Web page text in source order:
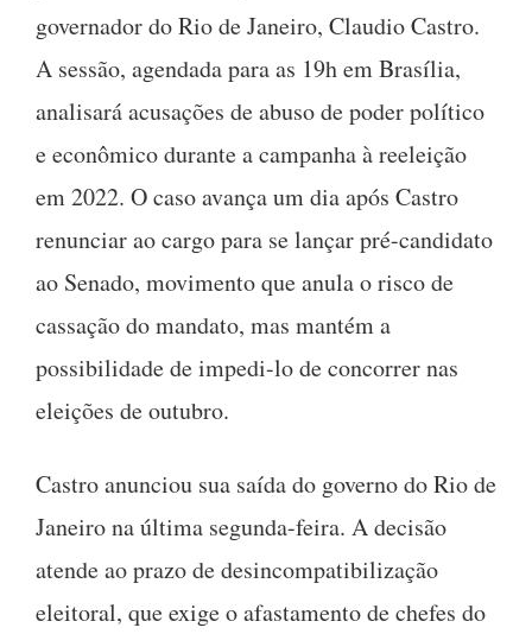
governador do Rio de Janeiro, Claudio Castro.
A sessão, agendada para as 19h em Brasília,
analisará acusações de abuso de poder político
e econômico durante a campanha à reeleição
em 2022. O caso avança um dia após Castro
renunciar ao cargo para se lançar pré-candidato
ao Senado, movimento que anula o risco de
cassação do mandato, mas mantém a
possibilidade de impedi-lo de concorrer nas
eleições de outubro.
Castro anunciou sua saída do governo do Rio de
Janeiro na última segunda-feira. A decisão
atende ao prazo de desincompatibilização
eleitoral, que exige o afastamento de chefes do